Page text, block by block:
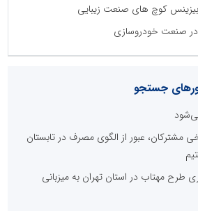
در صنعت خودروسازی
جستجو
مشترکان، عبور از الگوی مصرف در تابستان
طرح مهتاب در استان تهران به میزبانی